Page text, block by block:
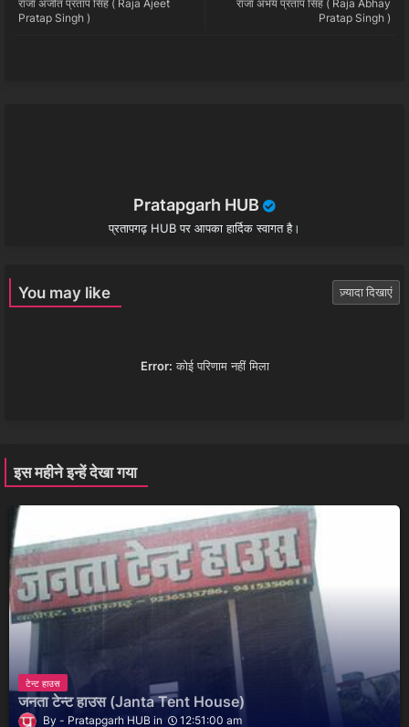
ats
राजा अभय प्रताप सिंह ( Raja Abhay
Pratap Singh )
राजा अजीत प्रताप सिंह ( Raja Ajeet
Pratap Singh )
Pratapgarh HUB
प्रतापगढ़ HUB पर आपका हार्दिक स्वागत है।
You may like ज़्यादा दिखाएं
Error: कोई परिणाम नहीं मिला
इस महीने इन्हें देखा गया
टेन्ट हाउस
जनता टेन्ट हाउस (Janta Tent House)
Pratapgarh HUB 12:51:00 am